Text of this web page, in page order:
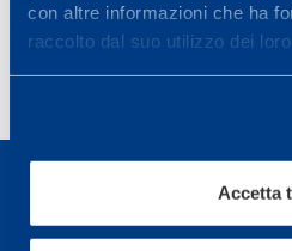
con altre informazioni che ha
raccolto dal suo utilizzo dei
Accetta
Previous page
Page Page